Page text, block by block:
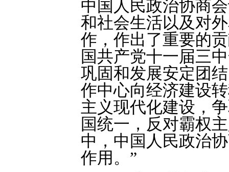
中国人民政治协商
和社会生活以及对
作，作出了重要的
国共产党十一届三
巩固和发展安定团
作中心向经济建设
主义现代化建设，
国统一，反对霸权
中，中国人民政治
作用。”